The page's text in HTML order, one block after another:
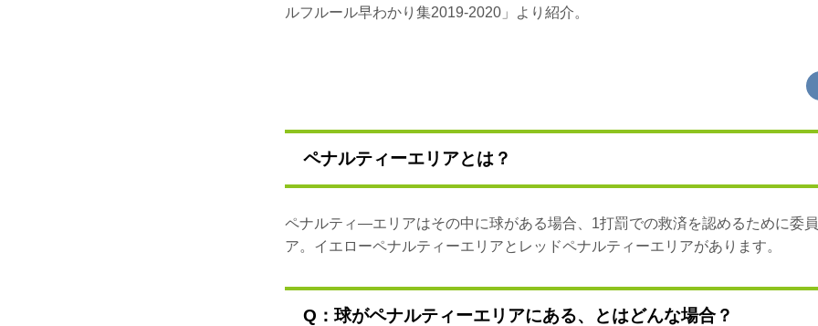
ルフルール早わかり集2019-2020」より紹介。
ペナルティーエリアとは？
ペナルティ―エリアはその中に球がある場合、1打罰での救済を認めるために委
ア。イエローペナルティーエリアとレッドペナルティーエリアがあります。
Q：球がペナルティーエリアにある、とはどんな場合？